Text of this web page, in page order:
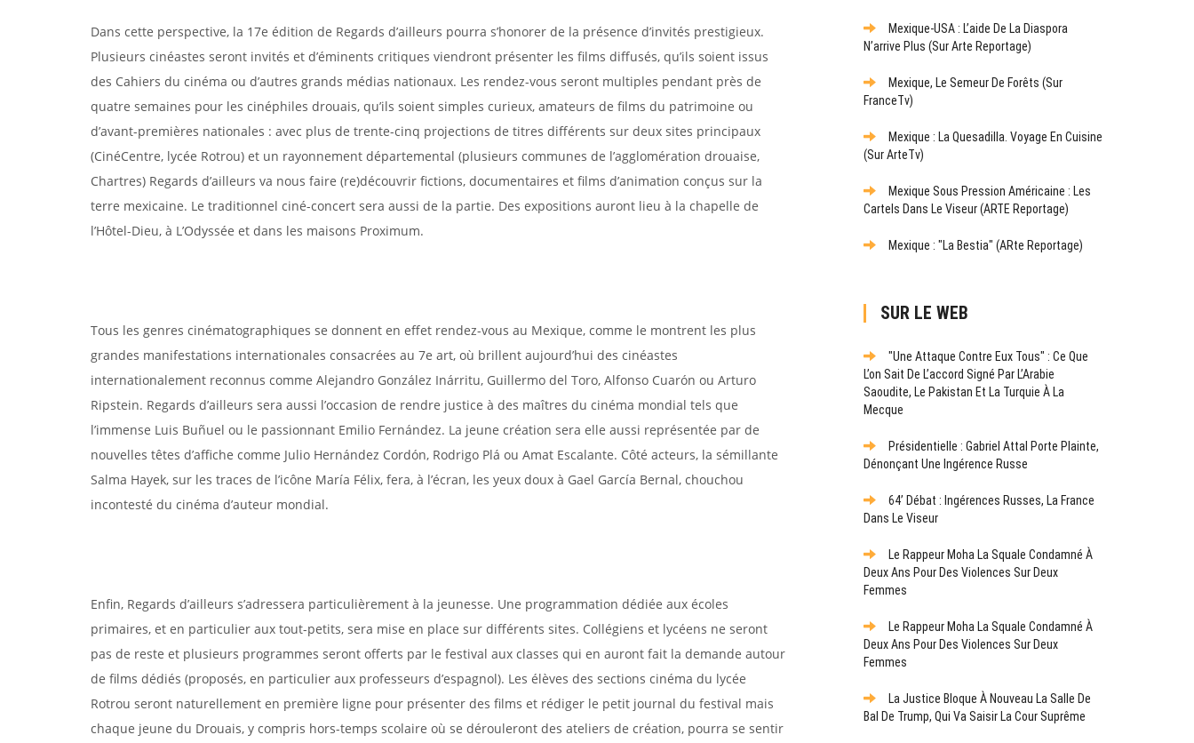
Dans cette perspective, la 17e édition de Regards d’ailleurs pourra s’honorer de la présence d’invités prestigieux.
Plusieurs cinéastes seront invités et d’éminents critiques viendront présenter les films diffusés, qu’ils soient issus
des Cahiers du cinéma ou d’autres grands médias nationaux. Les rendez-vous seront multiples pendant près de
quatre semaines pour les cinéphiles drouais, qu’ils soient simples curieux, amateurs de films du patrimoine ou
d’avant-premières nationales : avec plus de trente-cinq projections de titres différents sur deux sites principaux
(CinéCentre, lycée Rotrou) et un rayonnement départemental (plusieurs communes de l’agglomération drouaise,
Chartres) Regards d’ailleurs va nous faire (re)découvrir fictions, documentaires et films d’animation conçus sur la
terre mexicaine. Le traditionnel ciné-concert sera aussi de la partie. Des expositions auront lieu à la chapelle de
l’Hôtel-Dieu, à L’Odyssée et dans les maisons Proximum.
Tous les genres cinématographiques se donnent en effet rendez-vous au Mexique, comme le montrent les plus
grandes manifestations internationales consacrées au 7e art, où brillent aujourd’hui des cinéastes
internationalement reconnus comme Alejandro González Inárritu, Guillermo del Toro, Alfonso Cuarón ou Arturo
Ripstein. Regards d’ailleurs sera aussi l’occasion de rendre justice à des maîtres du cinéma mondial tels que
l’immense Luis Buñuel ou le passionnant Emilio Fernández. La jeune création sera elle aussi représentée par de
nouvelles têtes d’affiche comme Julio Hernández Cordón, Rodrigo Plá ou Amat Escalante. Côté acteurs, la sémillante
Salma Hayek, sur les traces de l’icône María Félix, fera, à l’écran, les yeux doux à Gael García Bernal, chouchou
incontesté du cinéma d’auteur mondial.
Enfin, Regards d’ailleurs s’adressera particulièrement à la jeunesse. Une programmation dédiée aux écoles
primaires, et en particulier aux tout-petits, sera mise en place sur différents sites. Collégiens et lycéens ne seront
pas de reste et plusieurs programmes seront offerts par le festival aux classes qui en auront fait la demande autour
de films dédiés (proposés, en particulier aux professeurs d’espagnol). Les élèves des sections cinéma du lycée
Rotrou seront naturellement en première ligne pour présenter des films et rédiger le petit journal du festival mais
chaque jeune du Drouais, y compris hors-temps scolaire où se dérouleront des ateliers de création, pourra se sentir
Mexique-USA : L’aide De La Diaspora
N’arrive Plus (sur Arte Reportage)
Mexique, Le Semeur De Forêts (sur
FranceTv)
Mexique : La Quesadilla. Voyage En Cuisine
(sur ArteTv)
Mexique Sous Pression Américaine : Les
Cartels Dans Le Viseur (ARTE Reportage)
Mexique : "La Bestia" (ARte Reportage)
SUR LE WEB
"Une Attaque Contre Eux Tous" : Ce Que
L’on Sait De L’accord Signé Par L’Arabie
Saoudite, Le Pakistan Et La Turquie À La
Mecque
Présidentielle : Gabriel Attal Porte Plainte,
Dénonçant Une Ingérence Russe
64’ Débat : Ingérences Russes, La France
Dans Le Viseur
Le Rappeur Moha La Squale Condamné À
Deux Ans Pour Des Violences Sur Deux
Femmes
Le Rappeur Moha La Squale Condamné À
Deux Ans Pour Des Violences Sur Deux
Femmes
La Justice Bloque À Nouveau La Salle De
Bal De Trump, Qui Va Saisir La Cour Suprême